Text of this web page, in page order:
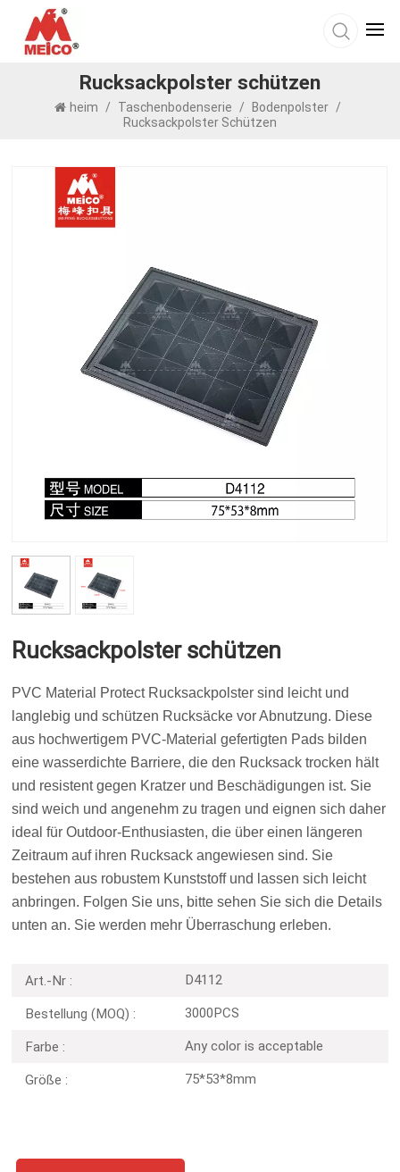
Rucksackpolster schützen
heim / Taschenbodenserie / Bodenpolster /
Rucksackpolster Schützen
Rucksackpolster schützen
PVC Material Protect Rucksackpolster sind leicht und
langlebig und schützen Rucksäcke vor Abnutzung. Diese
aus hochwertigem PVC-Material gefertigten Pads bilden
eine wasserdichte Barriere, die den Rucksack trocken hält
und resistent gegen Kratzer und Beschädigungen ist. Sie
sind weich und angenehm zu tragen und eignen sich daher
ideal für Outdoor-Enthusiasten, die über einen längeren
Zeitraum auf ihren Rucksack angewiesen sind. Sie
bestehen aus robustem Kunststoff und lassen sich leicht
anbringen. Folgen Sie uns, bitte sehen Sie sich die Details
unten an. Sie werden mehr Überraschung erleben.
Art.-Nr : D4112
Bestellung (MOQ) : 3000PCS
Farbe : Any color is acceptable
Größe : 75*53*8mm